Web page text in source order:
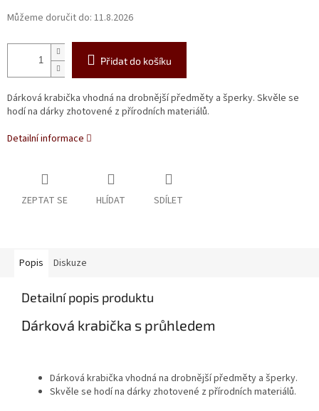
Můžeme doručit do: 11.8.2026
Přidat do košíku
Dárková krabička vhodná na drobnější předměty a šperky. Skvěle se
hodí na dárky zhotovené z přírodních materiálů.
Detailní informace
ZEPTAT SE HLÍDAT SDÍLET
Popis Diskuze
Detailní popis produktu
Dárková krabička s průhledem
Dárková krabička vhodná na drobnější předměty a šperky.
Skvěle se hodí na dárky zhotovené z přírodních materiálů.